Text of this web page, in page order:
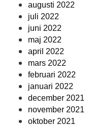
augusti 2022
juli 2022
juni 2022
maj 2022
april 2022
mars 2022
februari 2022
januari 2022
december 2021
november 2021
oktober 2021